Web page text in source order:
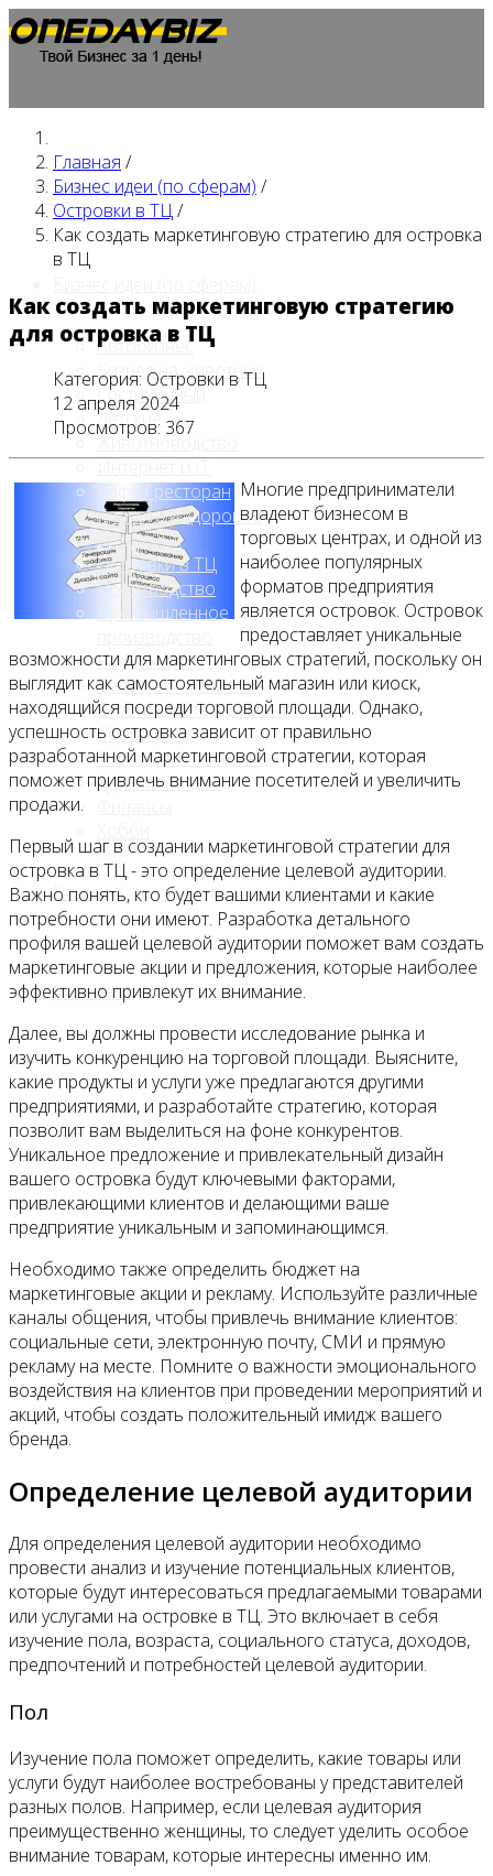
Главная
Автобизнес
Бизнес на животных
Гостиничный
Детские
Животноводство
Кафе / ресторан
Красота и здоровье
Медицина
Островки в ТЦ
Производство
Промышленное
Развлечения
Сельское хозяйство
Строительство, ремонт
Сфера услуг
Торговля и магазины
Туризм и отдых
Блог
Контакты
Главная /
Бизнес идеи (по сферам) /
Островки в ТЦ/
Как создать маркетинговую стратегию для островка
в ТЦ
Как создать маркетинговую стратегию
для островка в ТЦ
Категория: Островки в ТЦ
12 апреля 2024
Просмотров: 367
Многие предприниматели
владеют бизнесом в
торговых центрах, и одной из
наиболее популярных
форматов предприятия
является островок. Островок
предоставляет уникальные
возможности для маркетинговых стратегий, поскольку он
выглядит как самостоятельный магазин или киоск,
находящийся посреди торговой площади. Однако,
успешность островка зависит от правильно
разработанной маркетинговой стратегии, которая
поможет привлечь внимание посетителей и увеличить
продажи.
Первый шаг в создании маркетинговой стратегии для
островка в ТЦ - это определение целевой аудитории.
Важно понять, кто будет вашими клиентами и какие
потребности они имеют. Разработка детального
профиля вашей целевой аудитории поможет вам создать
маркетинговые акции и предложения, которые наиболее
эффективно привлекут их внимание.
Далее, вы должны провести исследование рынка и
изучить конкуренцию на торговой площади. Выясните,
какие продукты и услуги уже предлагаются другими
предприятиями, и разработайте стратегию, которая
позволит вам выделиться на фоне конкурентов.
Уникальное предложение и привлекательный дизайн
вашего островка будут ключевыми факторами,
привлекающими клиентов и делающими ваше
предприятие уникальным и запоминающимся.
Необходимо также определить бюджет на
маркетинговые акции и рекламу. Используйте различные
каналы общения, чтобы привлечь внимание клиентов:
социальные сети, электронную почту, СМИ и прямую
рекламу на месте. Помните о важности эмоционального
воздействия на клиентов при проведении мероприятий и
акций, чтобы создать положительный имидж вашего
бренда.
Определение целевой аудитории
Для определения целевой аудитории необходимо
провести анализ и изучение потенциальных клиентов,
которые будут интересоваться предлагаемыми товарами
или услугами на островке в ТЦ. Это включает в себя
изучение пола, возраста, социального статуса, доходов,
предпочтений и потребностей целевой аудитории.
Пол
Изучение пола поможет определить, какие товары или
услуги будут наиболее востребованы у представителей
разных полов. Например, если целевая аудитория
преимущественно женщины, то следует уделить особое
внимание товарам, которые интересны именно им.